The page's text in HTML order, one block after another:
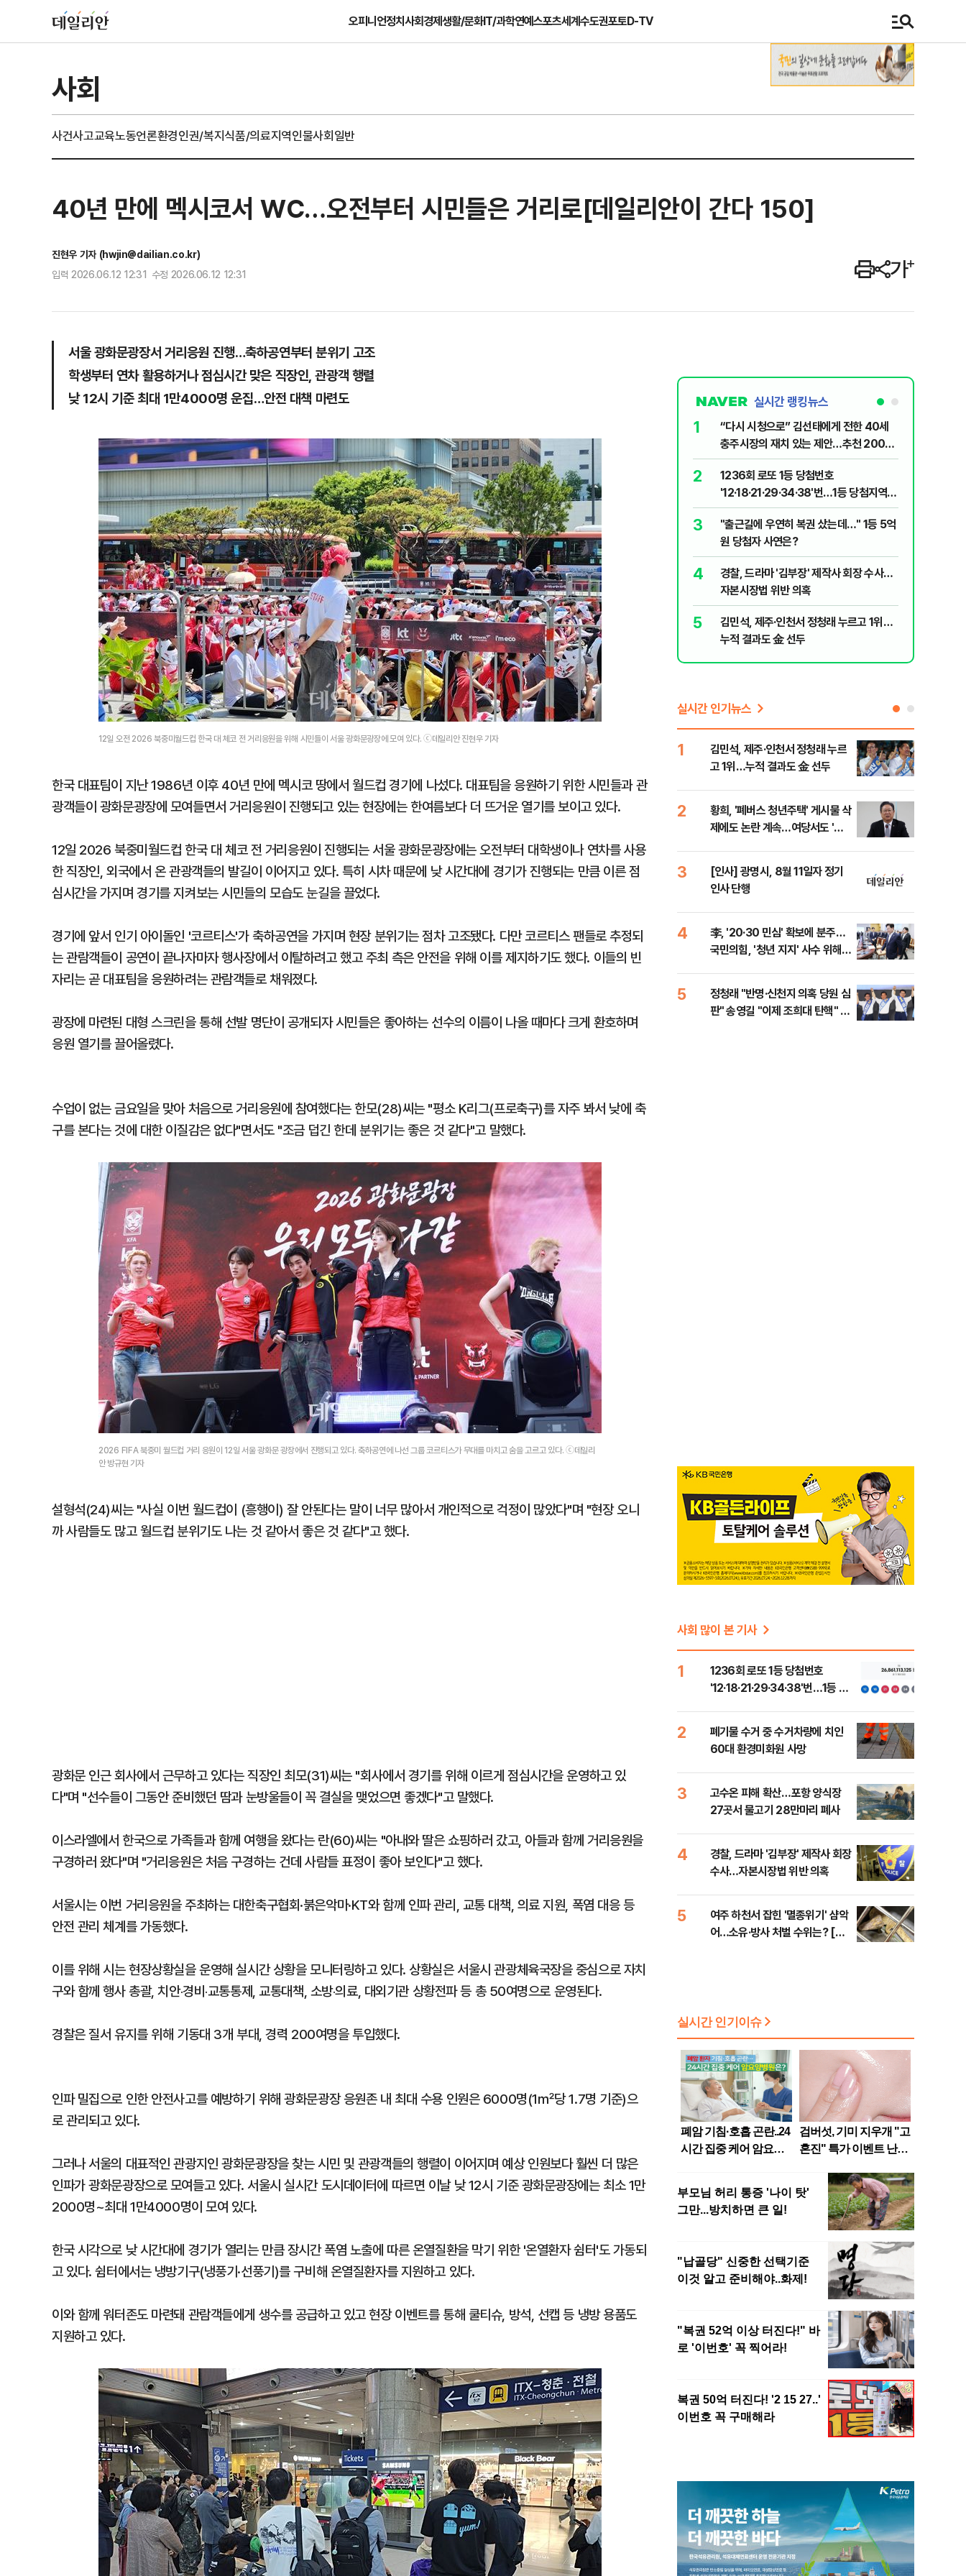
오피니언정치사회경제생활/문화IT/과학연예스포츠세계수도권포토D-TV
사회
사건사고교육노동언론환경인권/복지식품/의료지역인물사회일반
40년 만에 멕시코서 WC…오전부터 시민들은 거리로[데일리안이 간다 150]
진현우 기자 (hwjin@dailian.co.kr)
입력 2026.06.12 12:31 수정 2026.06.12 12:31
서울 광화문광장서 거리응원 진행…축하공연부터 분위기 고조
학생부터 연차 활용하거나 점심시간 맞은 직장인, 관광객 행렬
낮 12시 기준 최대 1만4000명 운집…안전 대책 마련도
12일 오전 2026 북중미월드컵 한국 대 체코 전 거리응원을 위해 시민들이 서울 광화문광장에 모여 있다. ⓒ데일리안 진현우 기자
한국 대표팀이 지난 1986년 이후 40년 만에 멕시코 땅에서 월드컵 경기에 나섰다. 대표팀을 응원하기 위한 시민들과 관
광객들이 광화문광장에 모여들면서 거리응원이 진행되고 있는 현장에는 한여름보다 더 뜨거운 열기를 보이고 있다.
12일 2026 북중미월드컵 한국 대 체코 전 거리응원이 진행되는 서울 광화문광장에는 오전부터 대학생이나 연차를 사용
한 직장인, 외국에서 온 관광객들의 발길이 이어지고 있다. 특히 시차 때문에 낮 시간대에 경기가 진행되는 만큼 이른 점
심시간을 가지며 경기를 지켜보는 시민들의 모습도 눈길을 끌었다.
경기에 앞서 인기 아이돌인 '코르티스'가 축하공연을 가지며 현장 분위기는 점차 고조됐다. 다만 코르티스 팬들로 추정되
는 관람객들이 공연이 끝나자마자 행사장에서 이탈하려고 했고 주최 측은 안전을 위해 이를 제지하기도 했다. 이들의 빈
자리는 곧 대표팀을 응원하려는 관람객들로 채워졌다.
광장에 마련된 대형 스크린을 통해 선발 명단이 공개되자 시민들은 좋아하는 선수의 이름이 나올 때마다 크게 환호하며
응원 열기를 끌어올렸다.
수업이 없는 금요일을 맞아 처음으로 거리응원에 참여했다는 한모(28)씨는 "평소 K리그(프로축구)를 자주 봐서 낮에 축
구를 본다는 것에 대한 이질감은 없다"면서도 "조금 덥긴 한데 분위기는 좋은 것 같다"고 말했다.
2026 FIFA 북중미 월드컵 거리 응원이 12일 서울 광화문 광장에서 진행되고 있다. 축하공연에 나선 그룹 코르티스가 무대를 마치고 숨을 고르고 있다. ⓒ데일리
안 방규현 기자
설형석(24)씨는 "사실 이번 월드컵이 (흥행이) 잘 안된다는 말이 너무 많아서 개인적으로 걱정이 많았다"며 "현장 오니
까 사람들도 많고 월드컵 분위기도 나는 것 같아서 좋은 것 같다"고 했다.
광화문 인근 회사에서 근무하고 있다는 직장인 최모(31)씨는 "회사에서 경기를 위해 이르게 점심시간을 운영하고 있
다"며 "선수들이 그동안 준비했던 땀과 눈방울들이 꼭 결실을 맺었으면 좋겠다"고 말했다.
이스라엘에서 한국으로 가족들과 함께 여행을 왔다는 란(60)씨는 "아내와 딸은 쇼핑하러 갔고, 아들과 함께 거리응원을
구경하러 왔다"며 "거리응원은 처음 구경하는 건데 사람들 표정이 좋아 보인다"고 했다.
서울시는 이번 거리응원을 주최하는 대한축구협회·붉은악마·KT와 함께 인파 관리, 교통 대책, 의료 지원, 폭염 대응 등
안전 관리 체계를 가동했다.
이를 위해 시는 현장상황실을 운영해 실시간 상황을 모니터링하고 있다. 상황실은 서울시 관광체육국장을 중심으로 자치
구와 함께 행사 총괄, 치안‧경비‧교통통제, 교통대책, 소방‧의료, 대외기관 상황전파 등 총 50여명으로 운영된다.
경찰은 질서 유지를 위해 기동대 3개 부대, 경력 200여명을 투입했다.
인파 밀집으로 인한 안전사고를 예방하기 위해 광화문광장 응원존 내 최대 수용 인원은 6000명(1㎡당 1.7명 기준)으
로 관리되고 있다.
그러나 서울의 대표적인 관광지인 광화문광장을 찾는 시민 및 관광객들의 행렬이 이어지며 예상 인원보다 훨씬 더 많은
인파가 광화문광장으로 모여들고 있다. 서울시 실시간 도시데이터에 따르면 이날 낮 12시 기준 광화문광장에는 최소 1만
2000명~최대 1만4000명이 모여 있다.
한국 시각으로 낮 시간대에 경기가 열리는 만큼 장시간 폭염 노출에 따른 온열질환을 막기 위한 '온열환자 쉼터'도 가동되
고 있다. 쉼터에서는 냉방기구(냉풍기·선풍기)를 구비해 온열질환자를 지원하고 있다.
이와 함께 워터존도 마련돼 관람객들에게 생수를 공급하고 있고 현장 이벤트를 통해 쿨티슈, 방석, 선캡 등 냉방 용품도
지원하고 있다.
실시간 랭킹뉴스
1
“다시 시청으로” 김선태에게 전한 40세
충주시장의 재치 있는 제안…추천 2000
개
2
1236회 로또 1등 당첨번호
'12·18·21·29·34·38'번…1등 당첨지역
어디?
3
"출근길에 우연히 복권 샀는데…" 1등 5억
원 당첨자 사연은?
4
경찰, 드라마 '김부장' 제작사 회장 수사…
자본시장법 위반 의혹
5
김민석, 제주·인천서 정청래 누르고 1위…
누적 결과도 金 선두
실시간 인기뉴스
1
김민석, 제주·인천서 정청래 누르
고 1위…누적 결과도 金 선두
2
황희, '폐버스 청년주택' 게시물 삭
제에도 논란 계속…여당서도 '내
3
[인사] 광명시, 8월 11일자 정기
인사 단행
4
李, '20·30 민심' 확보에 분주…
국민의힘, '청년 지지' 사수 위해
5
정청래 "반명·신천지 의혹 당원 심
판" 송영길 "이제 조희대 탄핵" 김
사회 많이 본 기사
1
1236회 로또 1등 당첨번호
'12·18·21·29·34·38'번…1등 당
2
폐기물 수거 중 수거차량에 치인
60대 환경미화원 사망
3
고수온 피해 확산…포항 양식장
27곳서 물고기 28만마리 폐사
4
경찰, 드라마 '김부장' 제작사 회장
수사…자본시장법 위반 의혹
5
여주 하천서 잡힌 '멸종위기' 샴악
어…소유·방사 처벌 수위는? [법